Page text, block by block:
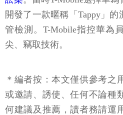
開發了一款暱稱「Tappy」
管檢測。T-Mobile指控華為
尖、竊取技術。
＊編者按：本文僅供參考之
或邀請、誘使、任何不論種
何建議及推薦，讀者務請運